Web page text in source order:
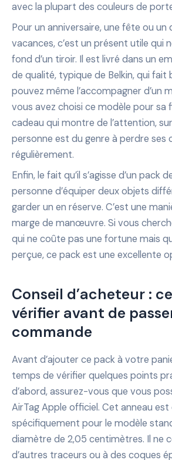
avec la plupart des couleurs de
Pour un anniversaire, une fête ou un
vacances, c’est un présent utile qui
fond d’un tiroir. Il est livré dans un
de qualité, typique de Belkin, qui fait
pouvez même l’accompagner d’un
vous avez choisi ce modèle pour sa
cadeau qui montre de l’attention,
personne est du genre à perdre ses
régulièrement.
Enfin, le fait qu’il s’agisse d’un pack
personne d’équiper deux objets
garder un en réserve. C’est une
marge de manœuvre. Si vous
qui ne coûte pas une fortune mais
perçue, ce pack est une excellente
Conseil d’acheteur :
vérifier avant de
commande
Avant d’ajouter ce pack à votre
temps de vérifier quelques points
d’abord, assurez-vous que vous
AirTag Apple officiel. Cet anneau est
spécifiquement pour le modèle
diamètre de 2,05 centimètres. Il ne
d’autres traceurs ou à des coques